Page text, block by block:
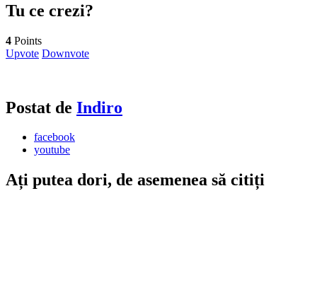
Tu ce crezi?
4 Points
Upvote Downvote
Postat de Indiro
facebook
youtube
Ați putea dori, de asemenea să citiți